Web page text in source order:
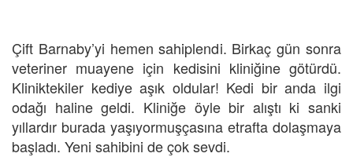
Çift Barnaby’yi hemen sahiplendi. Birkaç gün sonra
veteriner muayene için kedisini kliniğine götürdü.
Kliniktekiler kediye aşık oldular! Kedi bir anda ilgi
odağı haline geldi. Kliniğe öyle bir alıştı ki sanki
yıllardır burada yaşıyormuşçasına etrafta dolaşmaya
başladı. Yeni sahibini de çok sevdi.